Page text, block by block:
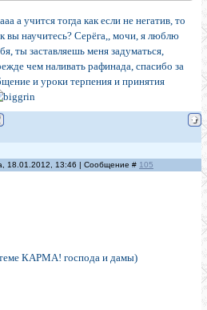
а учится тогда как если не негатив, то
вы научитесь? Серёга,, мочи, я люблю
ты заставляешь меня задуматься,
чем наливать рафинада, спасибо за
и уроки терпения и принятия
18.01.2012, 13:46 | Сообщение # 105
КАРМА! господа и дамы)